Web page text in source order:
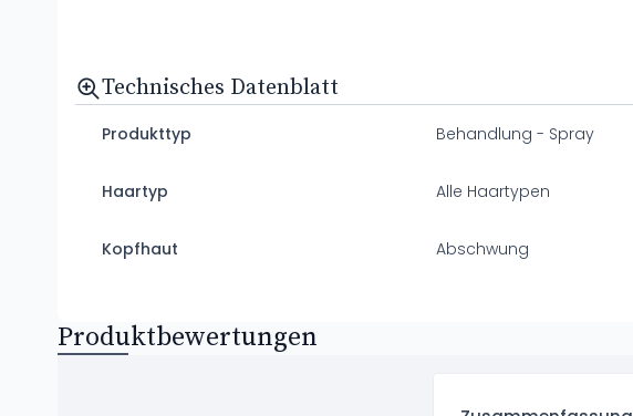
Technisches Datenblatt
Produkttyp Behandlung - Spray
Haartyp Alle Haartypen
Kopfhaut Abschwung
Produktbewertungen